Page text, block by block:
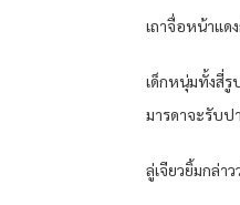
เถาจื่อหน้าแด
เด็กหนุ่มทั้งสี่รู
มารดาจะรับ
ลู่เจียวยิ้มกล่า